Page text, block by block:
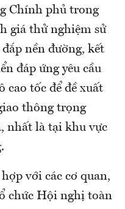
Chính phủ trong
giá thử nghiệm sử
nền đường, kết
đáp ứng yêu cầu
cao tốc để đề xuất
thông trọng
nhất là tại khu vực
với các cơ quan,
chức Hội nghị toàn